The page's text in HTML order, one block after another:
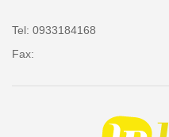
Tel: 0933184168
Fax: